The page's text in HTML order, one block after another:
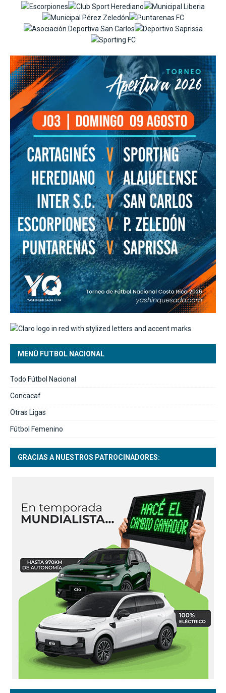
MENÚ FUTBOL NACIONAL
Todo Fútbol Nacional
Concacaf
Otras Ligas
Fútbol Femenino
GRACIAS A NUESTROS PATROCINADORES: